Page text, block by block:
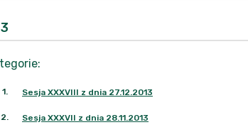
:
1. Sesja XXXVIII z dnia 27.12.2013
2. Sesja XXXVII z dnia 28.11.2013